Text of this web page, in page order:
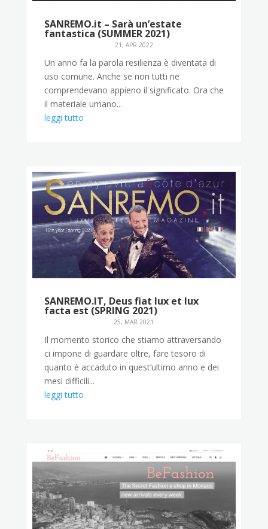
SANREMO.it – Sarà un’estate
fantastica (SUMMER 2021)
21, APR 2022
Un anno fa la parola resilienza è diventata di
uso comune. Anche se non tutti ne
comprendevano appieno il significato. Ora che
il materiale umano...
leggi tutto
SANREMO.IT, Deus fiat lux et lux
facta est (SPRING 2021)
25, MAR 2021
Il momento storico che stiamo attraversando
ci impone di guardare oltre, fare tesoro di
quanto è accaduto in quest’ultimo anno e dei
mesi difficili...
leggi tutto